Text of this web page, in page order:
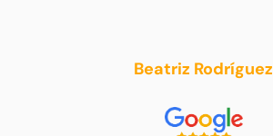
Beatriz Rodríguez